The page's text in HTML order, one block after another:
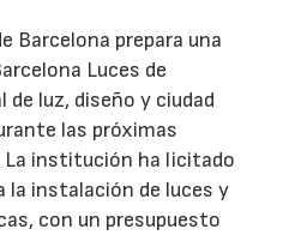
Barcelona prepara una
Luces de
de luz, diseño y ciudad
las próximas
La institución ha licitado
la instalación de luces y
con un presupuesto